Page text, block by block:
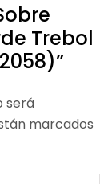
Trebol
será
marcados